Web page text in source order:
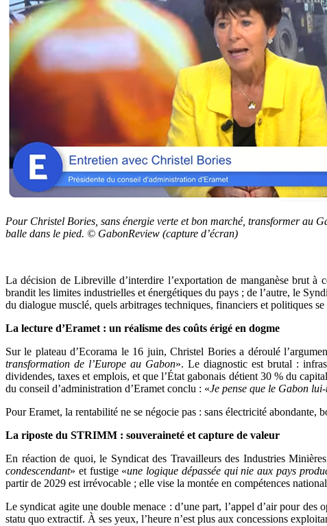
Pour Christel Bories, sans énergie verte et bon marché, transformer au
balle dans le pied. © GabonReview (capture d’écran)
La décision de Libreville d’interdire l’exportation de manganèse brut à
brandit les limites industrielles et énergétiques du pays ; de l’autre, le
du dialogue musclé, quels arbitrages techniques, financiers et politiques se
La lecture d’Eramet : un réalisme des coûts érigé en dogme
Sur le plateau d’Ecorama le 16 juin, Christel Bories a déroulé
transformation de l’Europe au Gabon». Le diagnostic est brutal :
dividendes, taxes et emplois, et que l’État gabonais détient 30 % du
du conseil d’administration d’Eramet conclu : «Je pense que le Gabon
Pour Eramet, la rentabilité ne se négocie pas : sans électricité abondante,
La riposte du STRIMM : souveraineté et capture de valeur
En réaction de quoi, le Syndicat des Travailleurs des Industries
condescendant» et fustige «une logique dépassée qui nie aux pays
partir de 2029 est irrévocable ; elle vise la montée en compétences
Le syndicat agite une double menace : d’une part, l’appel d’air pour des
statu quo extractif. À ses yeux, l’heure n’est plus aux concessions